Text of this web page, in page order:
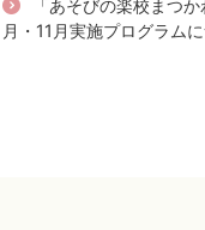
「あそびの楽校まつ
月・11月実施プログラム